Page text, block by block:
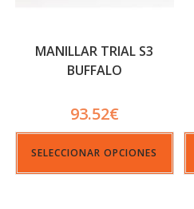
MANILLAR TRIAL S3
BUFFALO
93.52€
SELECCIONAR OPCIONES